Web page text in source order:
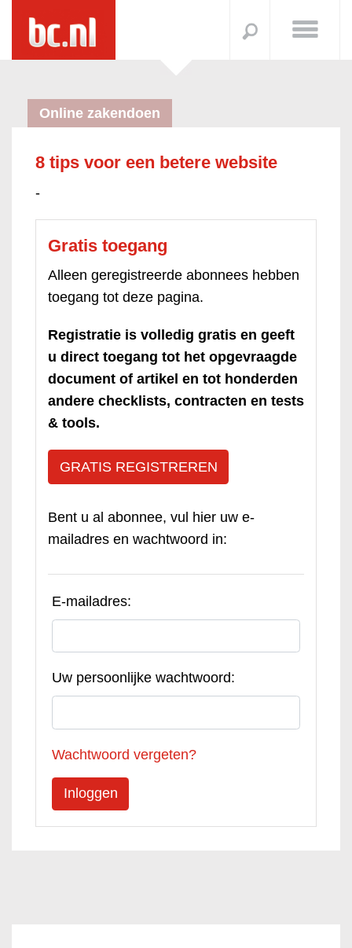
Online zakendoen
8 tips voor een betere website
-
Gratis toegang
Alleen geregistreerde abonnees hebben
toegang tot deze pagina.
Registratie is volledig gratis en geeft
u direct toegang tot het opgevraagde
document of artikel en tot honderden
andere checklists, contracten en tests
& tools.
GRATIS REGISTREREN
Bent u al abonnee, vul hier uw e-
mailadres en wachtwoord in:
E-mailadres:
Uw persoonlijke wachtwoord:
Wachtwoord vergeten?